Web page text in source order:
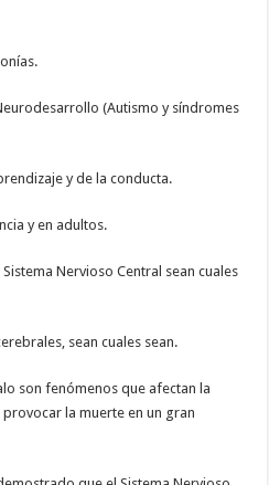
(Autismo y síndromes
y de la conducta.
y en adultos.
Nervioso Central sean cuales
sean cuales sean.
son fenómenos que afectan la
la muerte en un gran